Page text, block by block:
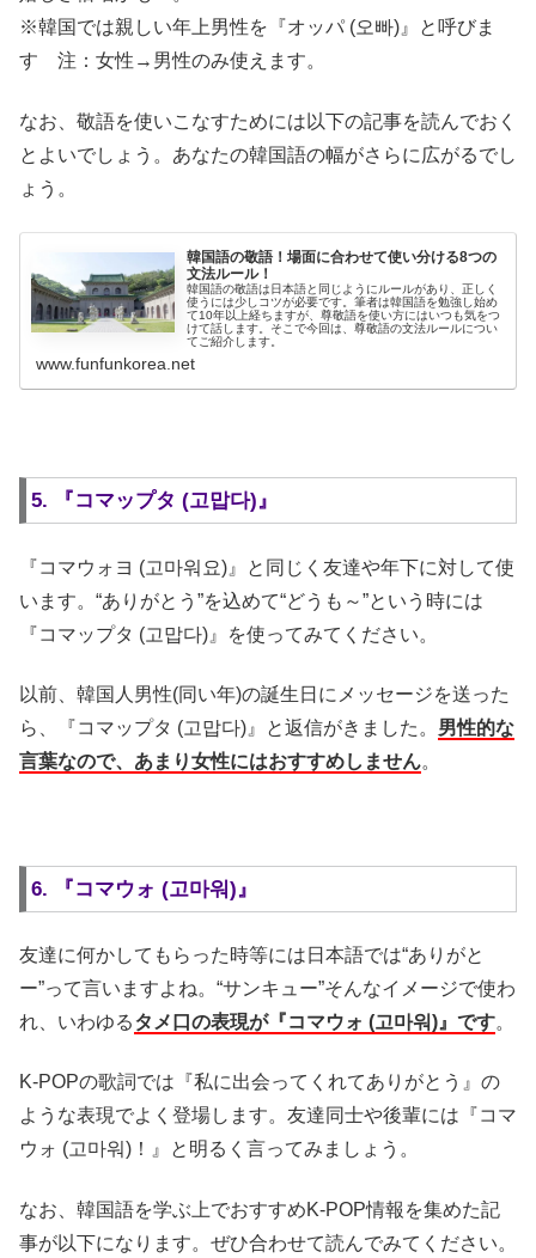
※韓国では親しい年上男性を『オッパ (오빠)』と呼びま
す 注：女性→男性のみ使えます。
なお、敬語を使いこなすためには以下の記事を読んでおく
とよいでしょう。あなたの韓国語の幅がさらに広がるでし
ょう。
韓国語の敬語！場面に合わせて使い分ける8つの
文法ルール！
韓国語の敬語は日本語と同じようにルールがあり、正しく
使うには少しコツが必要です。筆者は韓国語を勉強し始め
て10年以上経ちますが、尊敬語を使い方にはいつも気をつ
けて話します。そこで今回は、尊敬語の文法ルールについ
てご紹介します。
www.funfunkorea.net
5. 『コマップタ (고맙다)』
『コマウォヨ (고마워요)』と同じく友達や年下に対して使
います。“ありがとう”を込めて“どうも～”という時には
『コマップタ (고맙다)』を使ってみてください。
以前、韓国人男性(同い年)の誕生日にメッセージを送った
ら、『コマップタ (고맙다)』と返信がきました。 男性的な
言葉なので、あまり女性にはおすすめしません。
6. 『コマウォ (고마워)』
友達に何かしてもらった時等には日本語では“ありがと
ー”って言いますよね。“サンキュー”そんなイメージで使わ
れ、いわゆるタメ口の表現が『コマウォ (고마워)』です。
K-POPの歌詞では『私に出会ってくれてありがとう』の
ような表現でよく登場します。友達同士や後輩には『コマ
ウォ (고마워)！』と明るく言ってみましょう。
なお、韓国語を学ぶ上でおすすめK-POP情報を集めた記
事が以下になります。ぜひ合わせて読んでみてください。